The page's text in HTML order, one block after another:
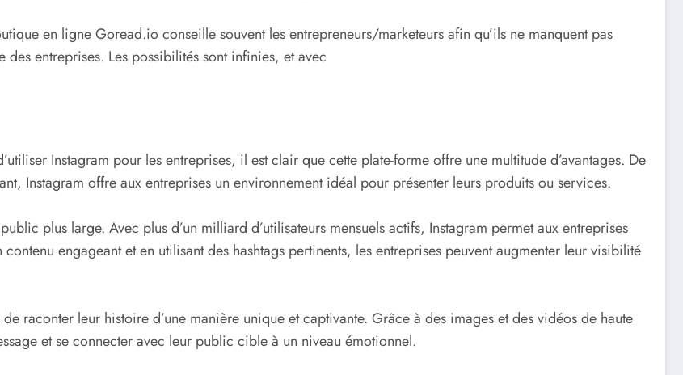
en ligne Goread.io conseille souvent les entrepreneurs/marketeurs afin qu’ils ne manquent pas
des entreprises. Les possibilités sont infinies, et avec
Instagram pour les entreprises, il est clair que cette plate-forme offre une multitude d’avantages. De
Instagram offre aux entreprises un environnement idéal pour présenter leurs produits ou services.
plus large. Avec plus d’un milliard d’utilisateurs mensuels actifs, Instagram permet aux entreprises
engageant et en utilisant des hashtags pertinents, les entreprises peuvent augmenter leur visibilité
raconter leur histoire d’une manière unique et captivante. Grâce à des images et des vidéos de haute
et se connecter avec leur public cible à un niveau émotionnel.